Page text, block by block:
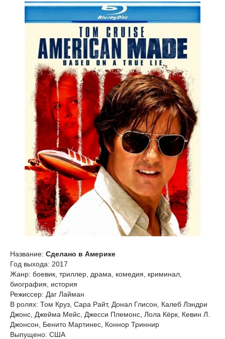
Название: Сделано в Америке
Год выхода: 2017
Жанр: боевик, триллер, драма, комедия, криминал,
биография, история
Режиссер: Даг Лайман
В ролях: Том Круз, Сара Райт, Донал Глисон, Калеб Лэндри
Джонс, Джейма Мейс, Джесси Племонс, Лола Кёрк, Кевин Л.
Джонсон, Бенито Мартинес, Коннор Триннир
Выпущено: США